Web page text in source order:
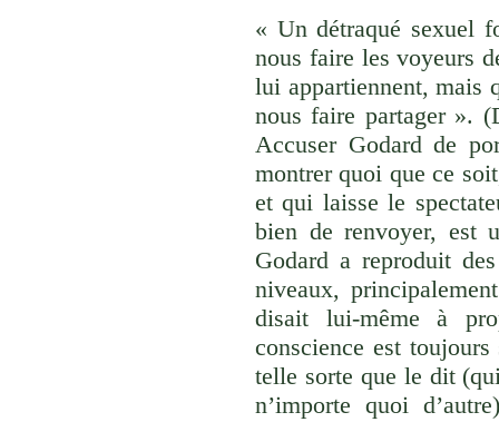
« Un détraqué sexuel
nous faire les voyeurs
lui appartiennent, mais
nous faire partager ».
Accuser Godard de
montrer quoi que ce
et qui laisse le
bien de renvoyer, est
Godard a reproduit
niveaux,
disait lui-même à
conscience est
telle sorte que le dit
n’importe quoi